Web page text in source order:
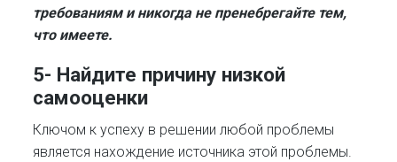
требованиям и никогда не пренебрегайте тем,
что имеете.
5- Найдите причину низкой
самооценки
Ключом к успеху в решении любой проблемы
является нахождение источника этой проблемы.